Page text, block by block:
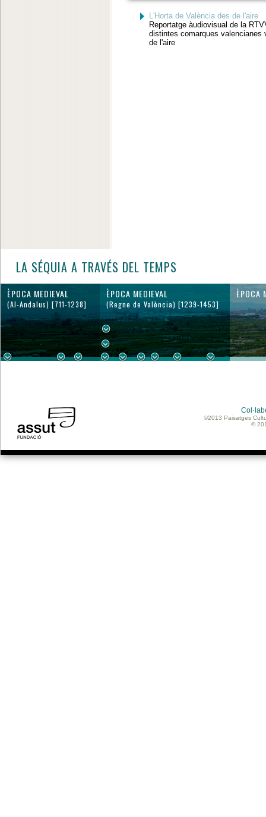
L'Horta de València des de l'aire
Reportatge àudiovisual de la
distintes comarques valencianes
de l'aire
LA SÉQUIA A TRAVÉS DEL TEMPS
ÈPOCA MEDIEVAL
(Al-Andalus) [711-1238]
ÈPOCA MEDIEVAL
(Regne de València) [1239-1453]
ÈPOCA
©2013 Paisatges
©